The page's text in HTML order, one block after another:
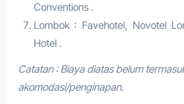
Conventions .
Lombok : Favehotel, Novotel
Hotel .
Catatan : Biaya diatas belum
akomodasi/penginapan.